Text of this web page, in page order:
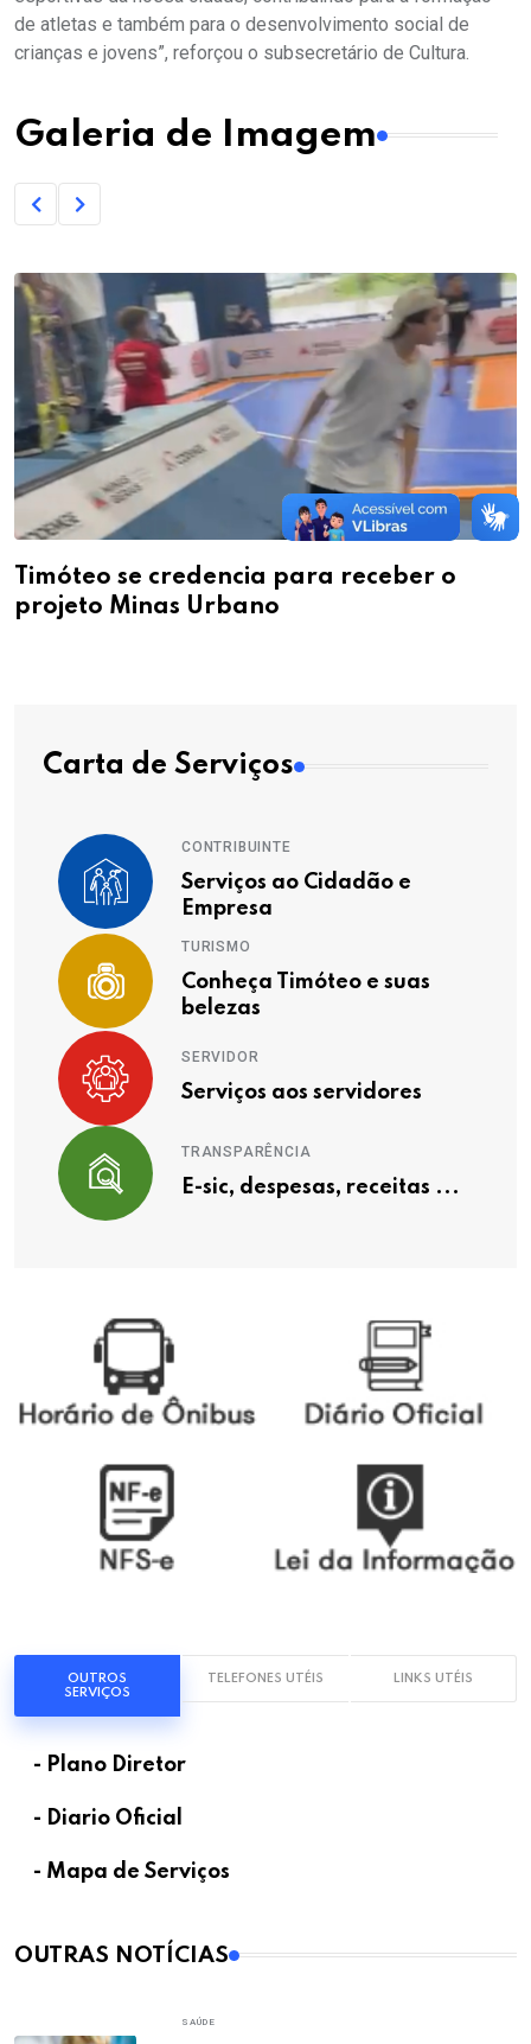
de atletas e também para o desenvolvimento social de
crianças e jovens”, reforçou o subsecretário de Cultura.
Galeria de Imagem
Timóteo se credencia para receber o
projeto Minas Urbano
Carta de Serviços
CONTRIBUINTE
Serviços ao Cidadão e
Empresa
TURISMO
Conheça Timóteo e suas
belezas
SERVIDOR
Serviços aos servidores
TRANSPARÊNCIA
E-sic, despesas, receitas ...
OUTROS
SERVIÇOS
TELEFONES UTÉIS LINKS UTÉIS
- Plano Diretor
- Diario Oficial
- Mapa de Serviços
OUTRAS NOTÍCIAS
SAÚDE